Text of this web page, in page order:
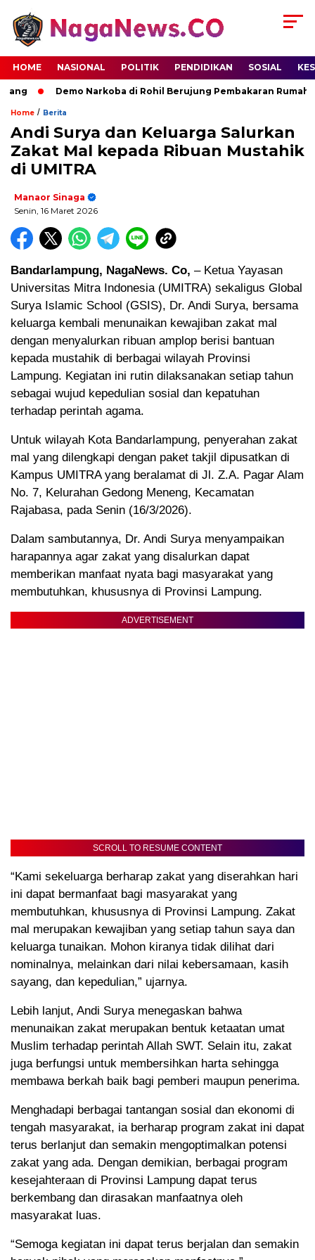
HOME NASIONAL POLITIK PENDIDIKAN SOSIAL
Demo Narkoba di Rohil Berujung Pembakaran Rumah
Home / Berita
Andi Surya dan Keluarga Salurkan
Zakat Mal kepada Ribuan Mustahik
di UMITRA
Manaor Sinaga
Senin, 16 Maret 2026
Bandarlampung, NagaNews. Co, – Ketua Yayasan
Universitas Mitra Indonesia (UMITRA) sekaligus Global
Surya Islamic School (GSIS), Dr. Andi Surya, bersama
keluarga kembali menunaikan kewajiban zakat mal
dengan menyalurkan ribuan amplop berisi bantuan
kepada mustahik di berbagai wilayah Provinsi
Lampung. Kegiatan ini rutin dilaksanakan setiap tahun
sebagai wujud kepedulian sosial dan kepatuhan
terhadap perintah agama.
Untuk wilayah Kota Bandarlampung, penyerahan zakat
mal yang dilengkapi dengan paket takjil dipusatkan di
Kampus UMITRA yang beralamat di Jl. Z.A. Pagar Alam
No. 7, Kelurahan Gedong Meneng, Kecamatan
Rajabasa, pada Senin (16/3/2026).
Dalam sambutannya, Dr. Andi Surya menyampaikan
harapannya agar zakat yang disalurkan dapat
memberikan manfaat nyata bagi masyarakat yang
membutuhkan, khususnya di Provinsi Lampung.
ADVERTISEMENT
SCROLL TO RESUME CONTENT
“Kami sekeluarga berharap zakat yang diserahkan hari
ini dapat bermanfaat bagi masyarakat yang
membutuhkan, khususnya di Provinsi Lampung. Zakat
mal merupakan kewajiban yang setiap tahun saya dan
keluarga tunaikan. Mohon kiranya tidak dilihat dari
nominalnya, melainkan dari nilai kebersamaan, kasih
sayang, dan kepedulian,” ujarnya.
Lebih lanjut, Andi Surya menegaskan bahwa
menunaikan zakat merupakan bentuk ketaatan umat
Muslim terhadap perintah Allah SWT. Selain itu, zakat
juga berfungsi untuk membersihkan harta sehingga
membawa berkah baik bagi pemberi maupun penerima.
Menghadapi berbagai tantangan sosial dan ekonomi di
tengah masyarakat, ia berharap program zakat ini dapat
terus berlanjut dan semakin mengoptimalkan potensi
zakat yang ada. Dengan demikian, berbagai program
kesejahteraan di Provinsi Lampung dapat terus
berkembang dan dirasakan manfaatnya oleh
masyarakat luas.
“Semoga kegiatan ini dapat terus berjalan dan semakin